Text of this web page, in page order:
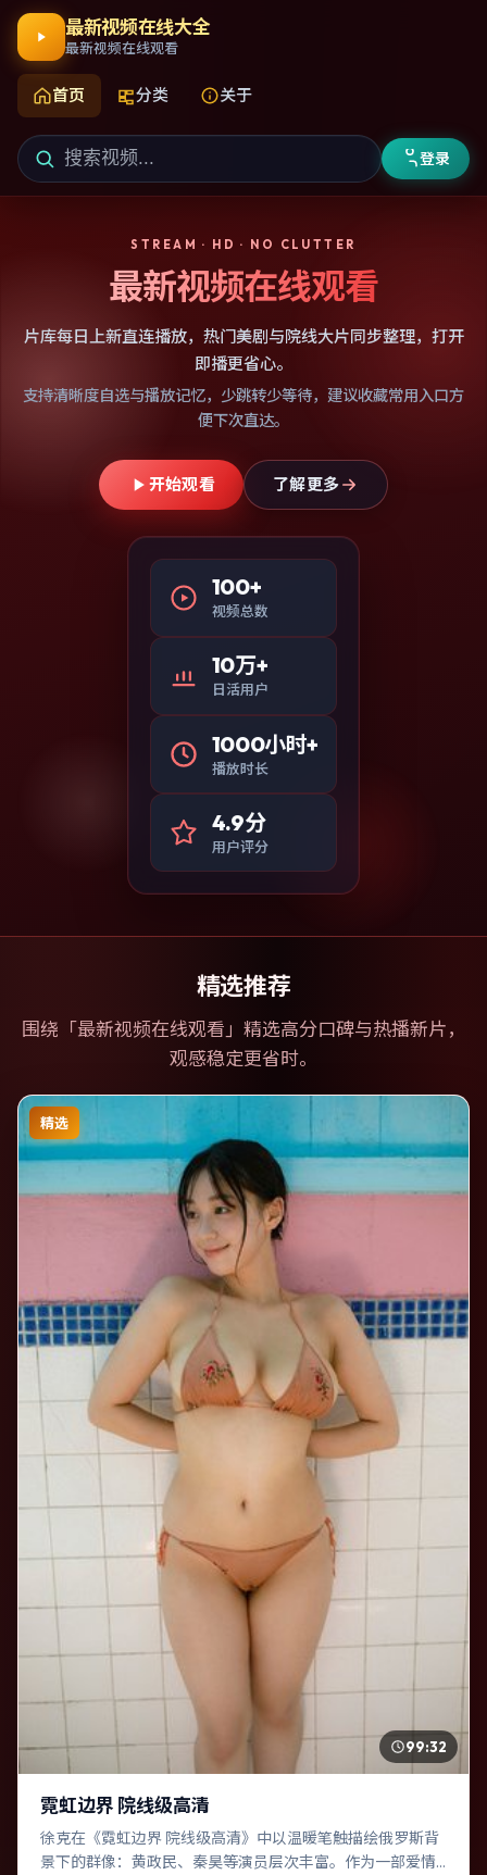
最新视频在线大全
最新视频在线观看
首页 分类 关于
登录
STREAM · HD · NO CLUTTER
最新视频在线观看
片库每日上新直连播放，热门美剧与院线大片同步整理，打开
即播更省心。
支持清晰度自选与播放记忆，少跳转少等待，建议收藏常用入口方
便下次直达。
开始观看 了解更多
100+
视频总数
10万+
日活用户
1000小时+
播放时长
4.9分
用户评分
精选推荐
围绕「最新视频在线观看 」精选高分口碑与热播新片，
观感稳定更省时。
精选
99:32
霓虹边界 院线级高清
徐克在《霓虹边界 院线级高清》中以温暖笔触描绘俄罗斯背
景下的群像：黄政民、秦昊等演员层次丰富。作为一部爱情